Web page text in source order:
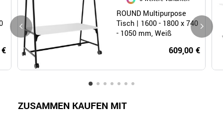
ROUND Multipurpose
Tisch | 1600 - 1800 x 740
- 1050 mm, Weiß
609,00 €
ZUSAMMEN KAUFEN MIT